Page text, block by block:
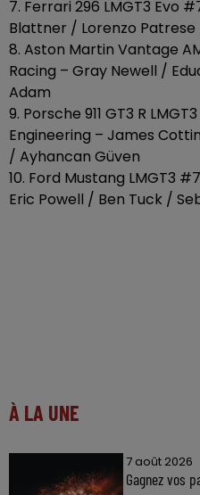
7. Ferrari 296 LMGT3 Evo
Blattner / Lorenzo
8. Aston Martin Vantage
Racing – Gray Newell /
Adam
9. Porsche 911 GT3 R
Engineering – James
/ Ayhancan Güven
10. Ford Mustang LMGT3
Eric Powell / Ben Tuck /
À LA UNE
7 août 2026
Gagnez vos